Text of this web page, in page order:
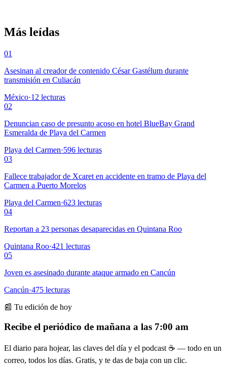
Más leídas
01
Asesinan al creador de contenido César Gastélum durante
transmisión en Culiacán
México·12 lecturas
02
Denuncian caso de presunto acoso en hotel BlueBay Grand
Esmeralda de Playa del Carmen
Playa del Carmen·596 lecturas
03
Fallece trabajador de Xcaret en accidente en tramo de Playa del
Carmen a Puerto Morelos
Playa del Carmen·623 lecturas
04
Reportan a 23 personas desaparecidas en Quintana Roo
Quintana Roo·421 lecturas
05
Joven es asesinado durante ataque armado en Cancún
Cancún·475 lecturas
📰 Tu edición de hoy
Recibe el periódico de mañana a las 7:00 am
El diario para hojear, las claves del día y el podcast ☕ — todo en un
correo, todos los días. Gratis, y te das de baja con un clic.